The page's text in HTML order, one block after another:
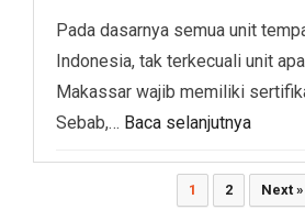
Pada dasarnya semua unit
Indonesia, tak terkecuali unit
Makassar wajib memiliki
Sebab,… Baca selanjutnya
1 2 Next »